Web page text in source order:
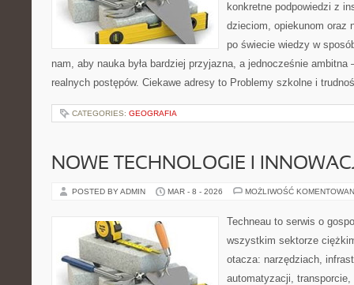
konkretne podpowiedzi z
dzieciom, opiekunom oraz
po świecie wiedzy w
nam, aby nauka była bardziej przyjazna, a jednocześnie ambitna
realnych postępów. Ciekawe adresy to Problemy szkolne i
CATEGORIES: GEOGRAFIA
NOWE TECHNOLOGIE I
POSTED BY ADMIN MAR - 8 - 2026 MOŻLIWOŚĆ
Techneau to serwis o
wszystkim sektorze
otacza: narzędziach,
automatyzacji,